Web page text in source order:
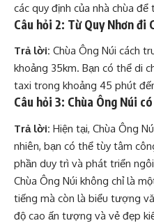
các quy định của nhà chùa
Câu hỏi 2: Từ Quy Nhơn đi
Trả lời: Chùa Ông Núi cách
khoảng 35km. Bạn có thể di
taxi trong khoảng 45 phút
Câu hỏi 3: Chùa Ông Núi
Trả lời: Hiện tại, Chùa Ông
nhiên, bạn có thể tùy tâm
phần duy trì và phát triển
Chùa Ông Núi không chỉ là
tiếng mà còn là biểu tượng
độ cao ấn tượng và vẻ đẹp